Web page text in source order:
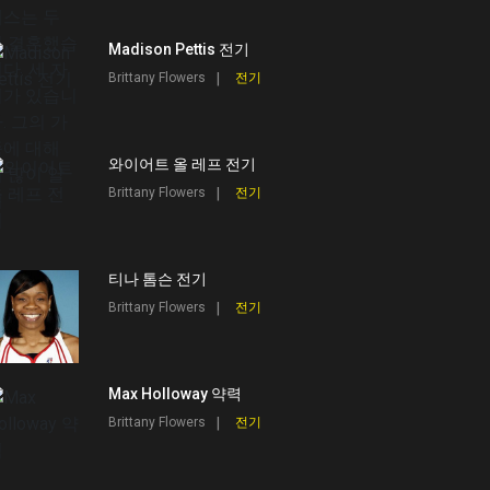
Madison Pettis 전기
Brittany Flowers 전기
와이어트 올 레프 전기
Brittany Flowers 전기
티나 톰슨 전기
Brittany Flowers 전기
Max Holloway 약력
Brittany Flowers 전기